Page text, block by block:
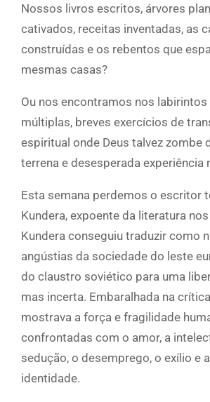
Nossos livros escritos, árvores
cativados, receitas inventadas, as
construídas e os rebentos que
mesmas casas?
Ou nos encontramos nos
múltiplas, breves exercícios de
espiritual onde Deus talvez zombe
terrena e desesperada experiência
Esta semana perdemos o escritor
Kundera, expoente da literatura
Kundera conseguiu traduzir como
angústias da sociedade do leste
do claustro soviético para uma
mas incerta. Embaralhada na
mostrava a força e fragilidade
confrontadas com o amor, a
sedução, o desemprego, o exílio e
identidade.